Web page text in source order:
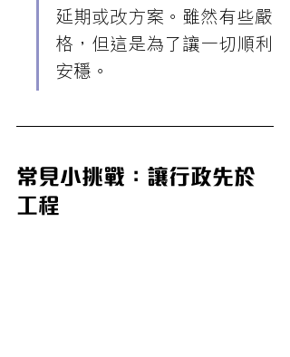
延期或改方案。雖然有些嚴
格，但這是為了讓一切順利
安穩。
常見小挑戰：讓行政先於
工程